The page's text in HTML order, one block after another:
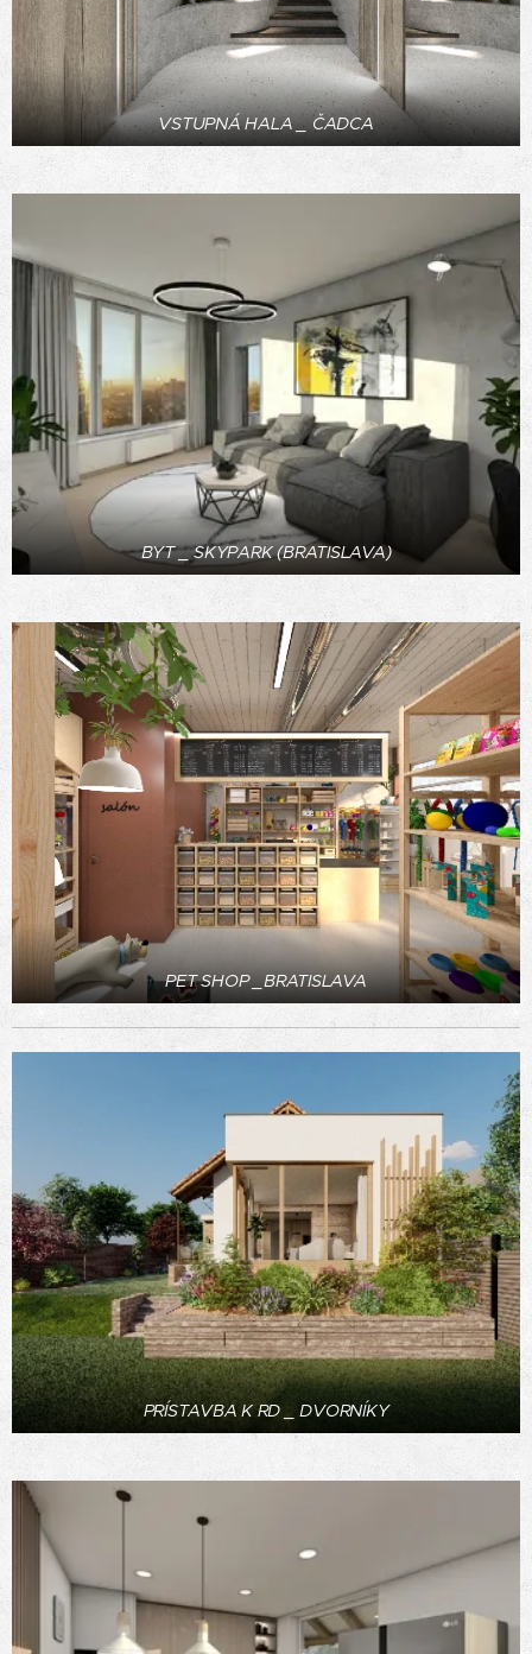
VSTUPNÁ HALA _ ČADCA
BYT _ SKYPARK (BRATISLAVA)
PET SHOP _BRATISLAVA
PRÍSTAVBA K RD _ DVORNÍKY